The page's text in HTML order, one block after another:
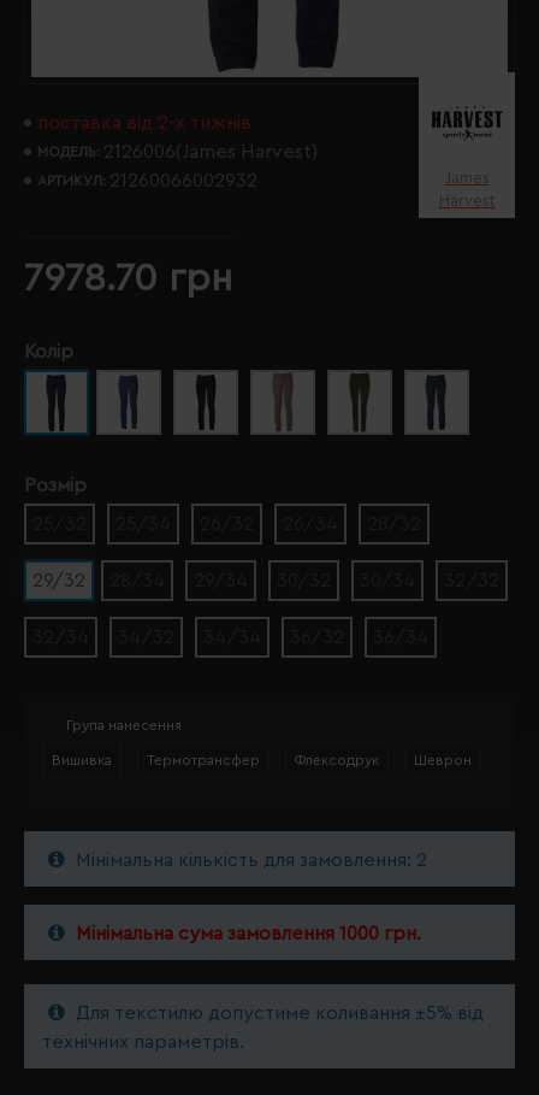
поставка від 2-х тижнів
МОДЕЛЬ: 2126006(James Harvest)
АРТИКУЛ: 21260066002932
James
Harvest
7978.70 грн
Колір
Розмір
29/32
Група нанесення
Вишивка Термотрансфер Флексодрук Шеврон
Мінімальна кількість для замовлення: 2
Мінімальна сума замовлення 1000 грн.
Для текстилю допустиме коливання ±5% від
технічних параметрів.